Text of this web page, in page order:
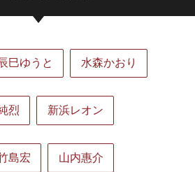
巳ゆうと 水森かおり
烈 新浜レオン
島宏 山内惠介